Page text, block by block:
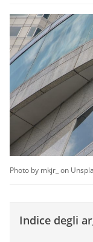
Photo by mkjr_ on
Indice degli